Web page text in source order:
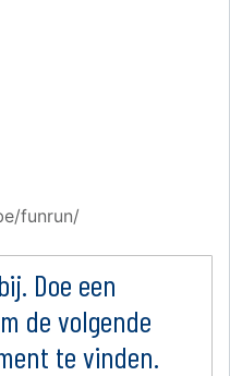
funrun/
Doe een
de volgende
te vinden.